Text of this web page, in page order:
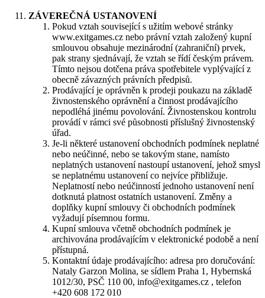
ZÁVEREČNÁ USTANOVENÍ
Pokud vztah související s užitím webové stránky
www.exitgames.cz nebo právní vztah založený kupní
smlouvou obsahuje mezinárodní (zahraniční) prvek,
pak strany sjednávají, že vztah se řídí českým právem.
Tímto nejsou dotčena práva spotřebitele vyplývající z
obecně závazných právních předpisů.
Prodávající je oprávněn k prodeji poukazu na základě
živnostenského oprávnění a činnost prodávajícího
nepodléhá jinému povolování. Živnostenskou kontrolu
provádí v rámci své působnosti příslušný živnostenský
úřad.
Je-li některé ustanovení obchodních podmínek neplatné
nebo neúčinné, nebo se takovým stane, namísto
neplatných ustanovení nastoupí ustanovení, jehož smysl
se neplatnému ustanovení co nejvíce přibližuje.
Neplatností nebo neúčinností jednoho ustanovení není
dotknutá platnost ostatních ustanovení. Změny a
doplňky kupní smlouvy či obchodních podmínek
vyžadují písemnou formu.
Kupní smlouva včetně obchodních podmínek je
archivována prodávajícím v elektronické podobě a není
přístupná.
Kontaktní údaje prodávajícího: adresa pro doručování:
Nataly Garzon Molina, se sídlem Praha 1, Hybernská
1012/30, PSČ 110 00, info@exitgames.cz , telefon
+420 608 172 010